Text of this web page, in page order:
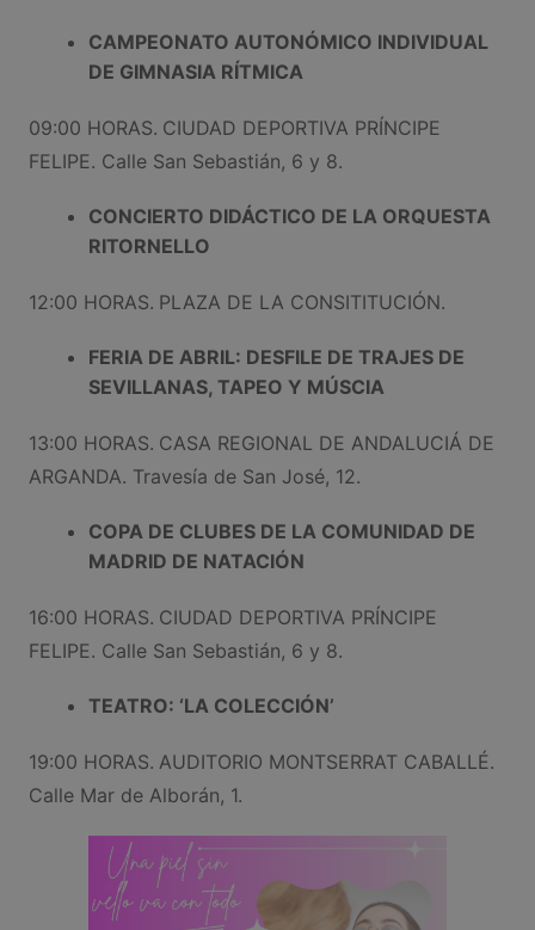
CAMPEONATO AUTONÓMICO INDIVIDUAL
DE GIMNASIA RÍTMICA
09:00 HORAS. CIUDAD DEPORTIVA PRÍNCIPE
FELIPE. Calle San Sebastián, 6 y 8.
CONCIERTO DIDÁCTICO DE LA ORQUESTA
RITORNELLO
12:00 HORAS. PLAZA DE LA CONSITITUCIÓN.
FERIA DE ABRIL: DESFILE DE TRAJES DE
SEVILLANAS, TAPEO Y MÚSCIA
13:00 HORAS. CASA REGIONAL DE ANDALUCIÁ DE
ARGANDA. Travesía de San José, 12.
COPA DE CLUBES DE LA COMUNIDAD DE
MADRID DE NATACIÓN
16:00 HORAS. CIUDAD DEPORTIVA PRÍNCIPE
FELIPE. Calle San Sebastián, 6 y 8.
TEATRO: ‘LA COLECCIÓN’
19:00 HORAS. AUDITORIO MONTSERRAT CABALLÉ.
Calle Mar de Alborán, 1.